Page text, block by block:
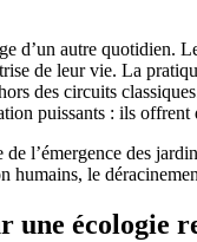
d’un autre
de leur vie. La
des circuits
puissants : ils
l’émergence des
humains, le
une écologie